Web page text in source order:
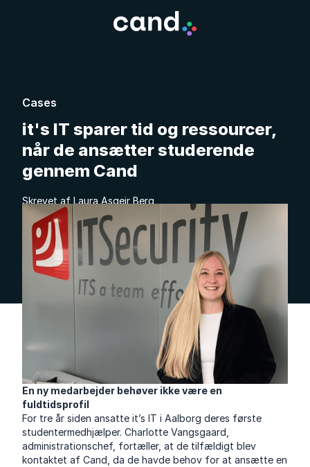
Cases
it's IT sparer tid og ressourcer,
når de ansætter studerende
gennem Cand
Skrevet af Laura Asgeir Berg
En ny medarbejder behøver ikke være en
fuldtidsprofil
For tre år siden ansatte it’s IT i Aalborg deres første
studentermedhjælper. Charlotte Vangsgaard,
administrationschef, fortæller, at de tilfældigt blev
kontaktet af Cand, da de havde behov for at ansætte en